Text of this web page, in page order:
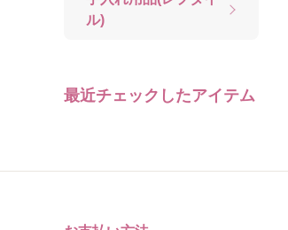
ル)
最近チェックしたアイテム